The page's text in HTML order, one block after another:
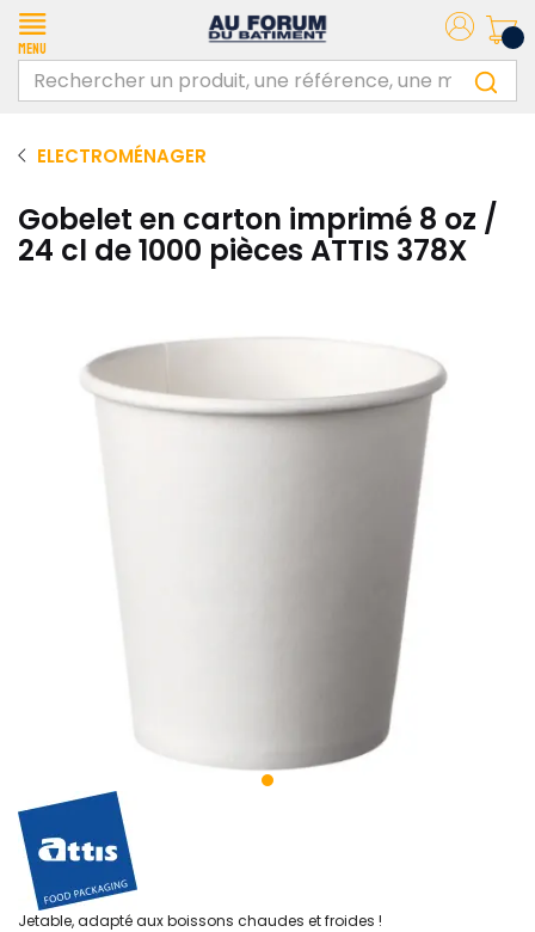
Menu
ELECTROMÉNAGER
Gobelet en carton imprimé 8 oz /
24 cl de 1000 pièces ATTIS 378X
Jetable, adapté aux boissons chaudes et froides !